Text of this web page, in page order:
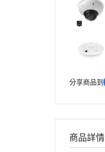
分享商品到
商品詳情